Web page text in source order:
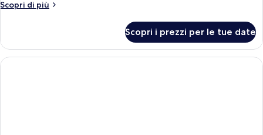
Scopri di più
Altri
Scopri i prezzi per le tue date